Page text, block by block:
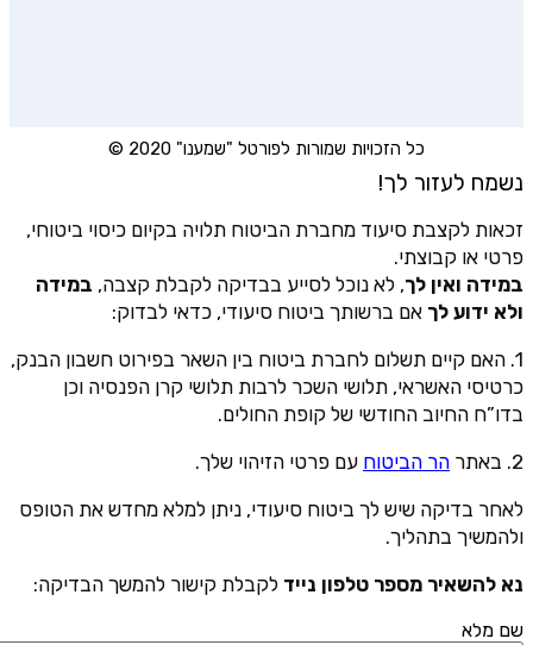
כל הזכויות שמורות לפורטל "שמענו" 2020 ©
נשמח לעזור לך!
זכאות לקצבת סיעוד מחברת הביטוח תלויה בקיום כיסוי ביטוחי,
פרטי או קבוצתי.
במידה ואין לך, לא נוכל לסייע בבדיקה לקבלת קצבה, במידה
ולא ידוע לך אם ברשותך ביטוח סיעודי, כדאי לבדוק:
1. האם קיים תשלום לחברת ביטוח בין השאר בפירוט חשבון הבנק,
כרטיסי האשראי, תלושי השכר לרבות תלושי קרן הפנסיה וכן
בדו”ח החיוב החודשי של קופת החולים.
2. באתר
הר הביטוח עם פרטי הזיהוי שלך.
לאחר בדיקה שיש לך ביטוח סיעודי, ניתן למלא מחדש את הטופס
ולהמשיך בתהליך.
נא להשאיר מספר טלפון נייד לקבלת קישור להמשך הבדיקה:
שם מלא